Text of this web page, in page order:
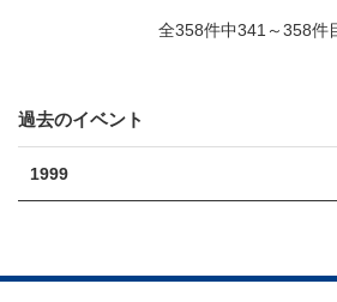
全358件中341～358件
過去のイベント